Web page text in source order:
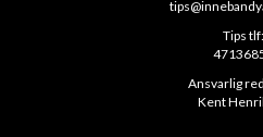
Tips tlf:
Ansvarlig
Kent